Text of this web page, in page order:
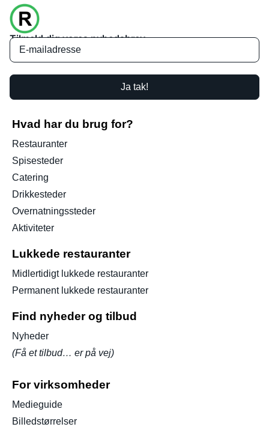
Tilmeld dig vores nyhedsbrev
Ja tak!
Hvad har du brug for?
Restauranter
Spisesteder
Catering
Drikkesteder
Overnatningssteder
Aktiviteter
Lukkede restauranter
Midlertidigt lukkede restauranter
Permanent lukkede restauranter
Find nyheder og tilbud
Nyheder
(Få et tilbud… er på vej)
For virksomheder
Medieguide
Billedstørrelser